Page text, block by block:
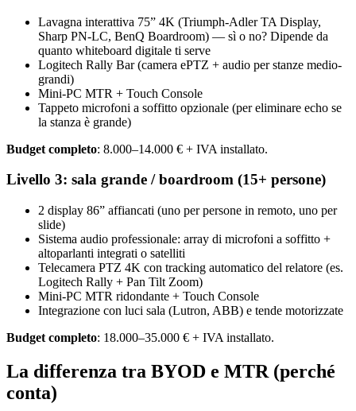
Lavagna interattiva 75” 4K (Triumph-Adler TA Display,
Sharp PN-LC, BenQ Boardroom) — sì o no? Dipende da
quanto whiteboard digitale ti serve
Logitech Rally Bar (camera ePTZ + audio per stanze medio-
grandi)
Mini-PC MTR + Touch Console
Tappeto microfoni a soffitto opzionale (per eliminare echo se
la stanza è grande)
Budget completo: 8.000–14.000 € + IVA installato.
Livello 3: sala grande / boardroom (15+ persone)
2 display 86” affiancati (uno per persone in remoto, uno per
slide)
Sistema audio professionale: array di microfoni a soffitto +
altoparlanti integrati o satelliti
Telecamera PTZ 4K con tracking automatico del relatore (es.
Logitech Rally + Pan Tilt Zoom)
Mini-PC MTR ridondante + Touch Console
Integrazione con luci sala (Lutron, ABB) e tende motorizzate
Budget completo: 18.000–35.000 € + IVA installato.
La differenza tra BYOD e MTR (perché
conta)